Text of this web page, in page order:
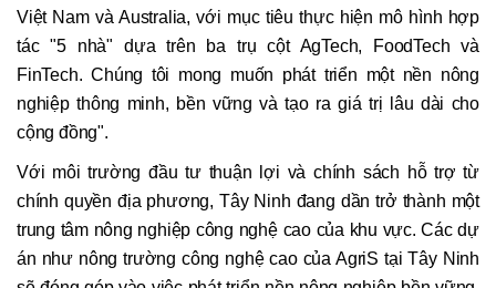
Việt Nam và Australia, với mục tiêu thực hiện mô hình hợp
tác "5 nhà" dựa trên ba trụ cột AgTech, FoodTech và
FinTech. Chúng tôi mong muốn phát triển một nền nông
nghiệp thông minh, bền vững và tạo ra giá trị lâu dài cho
cộng đồng".
Với môi trường đầu tư thuận lợi và chính sách hỗ trợ từ
chính quyền địa phương, Tây Ninh đang dần trở thành một
trung tâm nông nghiệp công nghệ cao của khu vực. Các dự
án như nông trường công nghệ cao của AgriS tại Tây Ninh